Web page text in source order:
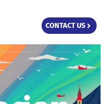
CONTACT US